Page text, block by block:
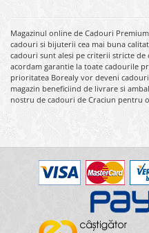
Magazinul online de Cadouri
cadouri si bijuterii cea mai buna
cadouri sunt alesi pe criterii stricte de
acordam garantie la toate cadourile
prioritatea Borealy vor deveni
magazin beneficiind de livrare si
nostru de cadouri de Craciun pentru